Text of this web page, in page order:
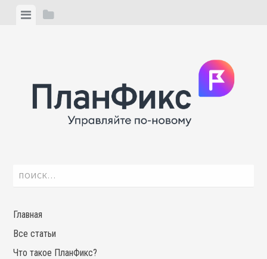
ViewView
Найти:
Главная
Все статьи
Что такое ПланФикс?